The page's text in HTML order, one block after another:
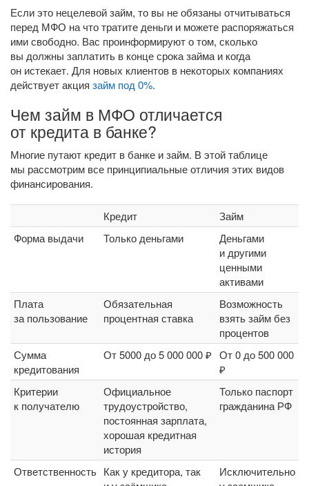
Если это нецелевой займ, то вы не обязаны отчитываться
перед МФО на что тратите деньги и можете распоряжаться
ими свободно. Вас проинформируют о том, сколько
вы должны заплатить в конце срока займа и когда
он истекает. Для новых клиентов в некоторых компаниях
действует акция займ под 0%.
Чем займ в МФО отличается
от кредита в банке?
Многие путают кредит в банке и займ. В этой таблице
мы рассмотрим все принципиальные отличия этих видов
финансирования.
Кредит
Займ
Форма выдачи
Только деньгами
Деньгами
и другими
ценными
активами
Плата
за пользование
Обязательная
процентная ставка
Возможность
взять займ без
процентов
Сумма
кредитования
От 5000 до 5 000 000 ₽ От 0 до 500 000
₽
Критерии
к получателю
Официальное
трудоустройство,
постоянная зарплата,
хорошая кредитная
история
Только паспорт
гражданина РФ
Ответственность Как у кредитора, так
Исключительно